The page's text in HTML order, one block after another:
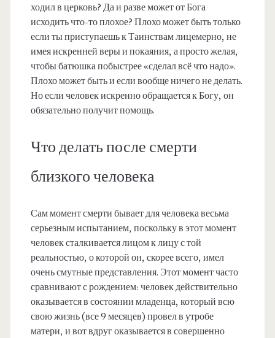
ходил в церковь? Да и разве может от Бога
исходить что-то плохое? Плохо может быть только
если ты приступаешь к Таинствам лицемерно, не
имея искренней веры и покаяния, а просто желая,
чтобы батюшка побыстрее «сделал всё что надо».
Плохо может быть и если вообще ничего не делать.
Но если человек искренно обращается к Богу, он
обязательно получит помощь.
Что делать после смерти
близкого человека
Сам момент смерти бывает для человека весьма
серьезным испытанием, поскольку в этот момент
человек сталкивается лицом к лицу с той
реальностью, о которой он, скорее всего, имел
очень смутные представления. Этот момент часто
сравнивают с рождением: человек действительно
оказывается в состоянии младенца, который всю
свою жизнь (все 9 месяцев) провел в утробе
матери, и вот вдруг оказывается в совершенно